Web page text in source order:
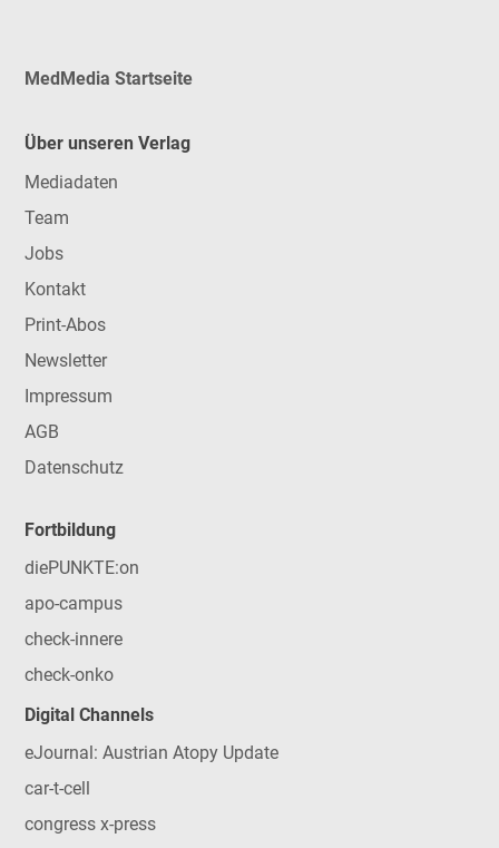
MedMedia Startseite
Über unseren Verlag
Mediadaten
Team
Jobs
Kontakt
Print-Abos
Newsletter
Impressum
AGB
Datenschutz
Fortbildung
diePUNKTE:on
apo-campus
check-innere
check-onko
Digital Channels
eJournal: Austrian Atopy Update
car-t-cell
congress x-press